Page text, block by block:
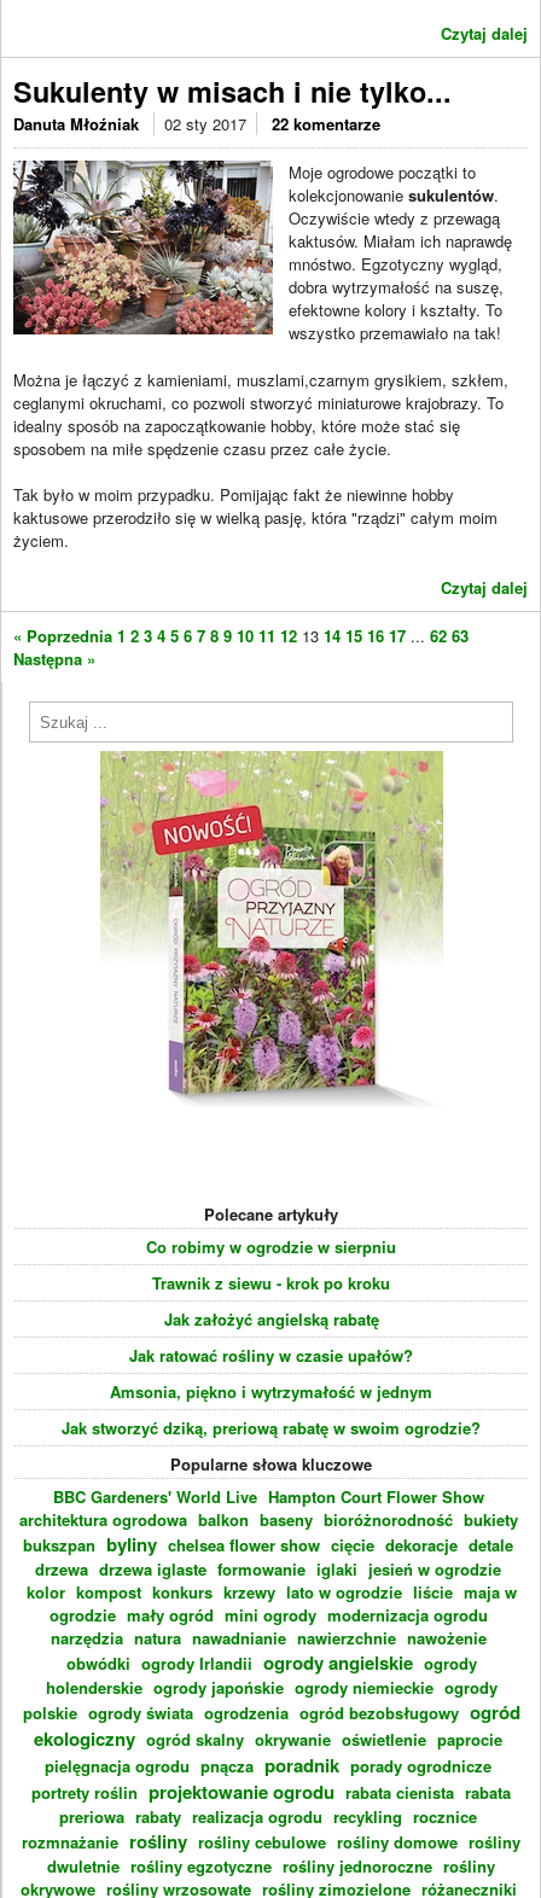
Czytaj dalej
Sukulenty w misach i nie tylko...
Danuta Młoźniak 02 sty 2017 22 komentarze
Moje ogrodowe początki to
kolekcjonowanie sukulentów.
Oczywiście wtedy z przewagą
kaktusów. Miałam ich naprawdę
mnóstwo. Egzotyczny wygląd,
dobra wytrzymałość na suszę,
efektowne kolory i kształty. To
wszystko przemawiało na tak!
Można je łączyć z kamieniami, muszlami,czarnym grysikiem, szkłem,
ceglanymi okruchami, co pozwoli stworzyć miniaturowe krajobrazy. To
idealny sposób na zapoczątkowanie hobby, które może stać się
sposobem na miłe spędzenie czasu przez całe życie.
Tak było w moim przypadku. Pomijając fakt że niewinne hobby
kaktusowe przerodziło się w wielką pasję, która "rządzi" całym moim
życiem.
Czytaj dalej
« Poprzednia 1 2 3 4 5 6 7 8 9 10 11 12 13 14 15 16 17 ... 62 63
Następna »
Polecane artykuły
Co robimy w ogrodzie w sierpniu
Trawnik z siewu - krok po kroku
Jak założyć angielską rabatę
Jak ratować rośliny w czasie upałów?
Amsonia, piękno i wytrzymałość w jednym
Jak stworzyć dziką, preriową rabatę w swoim ogrodzie?
Popularne słowa kluczowe
BBC Gardeners' World Live Hampton Court Flower Show
architektura ogrodowa balkon baseny bioróżnorodność bukiety
bukszpan byliny chelsea flower show cięcie dekoracje detale
drzewa drzewa iglaste formowanie iglaki jesień w ogrodzie
kolor kompost konkurs krzewy lato w ogrodzie liście maja w
ogrodzie mały ogród mini ogrody modernizacja ogrodu
narzędzia natura nawadnianie nawierzchnie nawożenie
obwódki ogrody Irlandii ogrody angielskie ogrody
holenderskie ogrody japońskie ogrody niemieckie ogrody
polskie ogrody świata ogrodzenia ogród bezobsługowy ogród
ekologiczny ogród skalny okrywanie oświetlenie paprocie
pielęgnacja ogrodu pnącza poradnik porady ogrodnicze
portrety roślin projektowanie ogrodu rabata cienista rabata
preriowa rabaty realizacja ogrodu recykling rocznice
rozmnażanie rośliny rośliny cebulowe rośliny domowe rośliny
dwuletnie rośliny egzotyczne rośliny jednoroczne rośliny
okrywowe rośliny wrzosowate rośliny zimozielone różaneczniki